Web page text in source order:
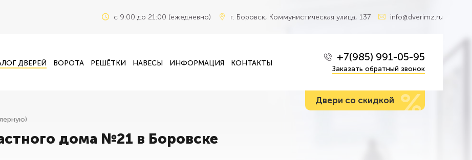
c 9:00 до 21:00 (ежедневно) г. Боровск, Коммунистическая улица, 137 info@dverimz.ru
ДВЕРЕЙ ВОРОТА РЕШЁТКИ НАВЕСЫ ИНФОРМАЦИЯ КОНТАКТЫ +7(985) 991-05-95
Заказать обратный звонок
Двери со скидкой %
дома №21 в Боровске